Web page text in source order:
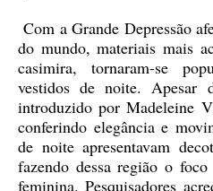
Com a Grande Depressão
do mundo, materiais mais
casimira, tornaram-se
vestidos de noite. Apesar
introduzido por Madeleine
conferindo elegância e
de noite apresentavam
fazendo dessa região o
feminina. Pesquisadores